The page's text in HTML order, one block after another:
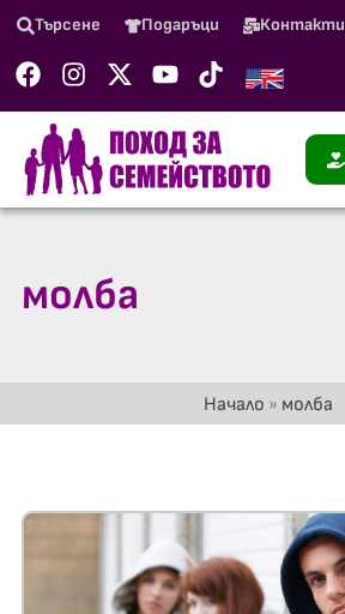
Търсене Подаръци Контакти
молба
Начало » молба